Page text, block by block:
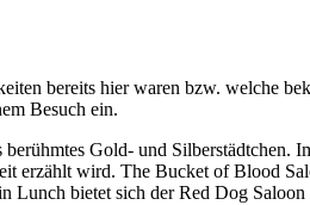
bereits hier waren bzw. welche
Besuch ein.
Gold- und Silberstädtchen.
erzählt wird. The Bucket of Blood
bietet sich der Red Dog Saloon